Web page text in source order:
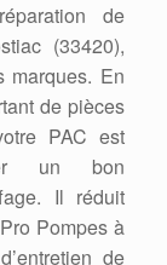
de
(33420),
marques. En
de pièces
PAC est
un bon
Il réduit
Pompes à
de